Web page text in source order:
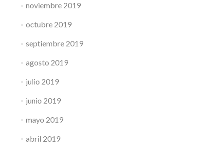
noviembre 2019
octubre 2019
septiembre 2019
agosto 2019
julio 2019
junio 2019
mayo 2019
abril 2019